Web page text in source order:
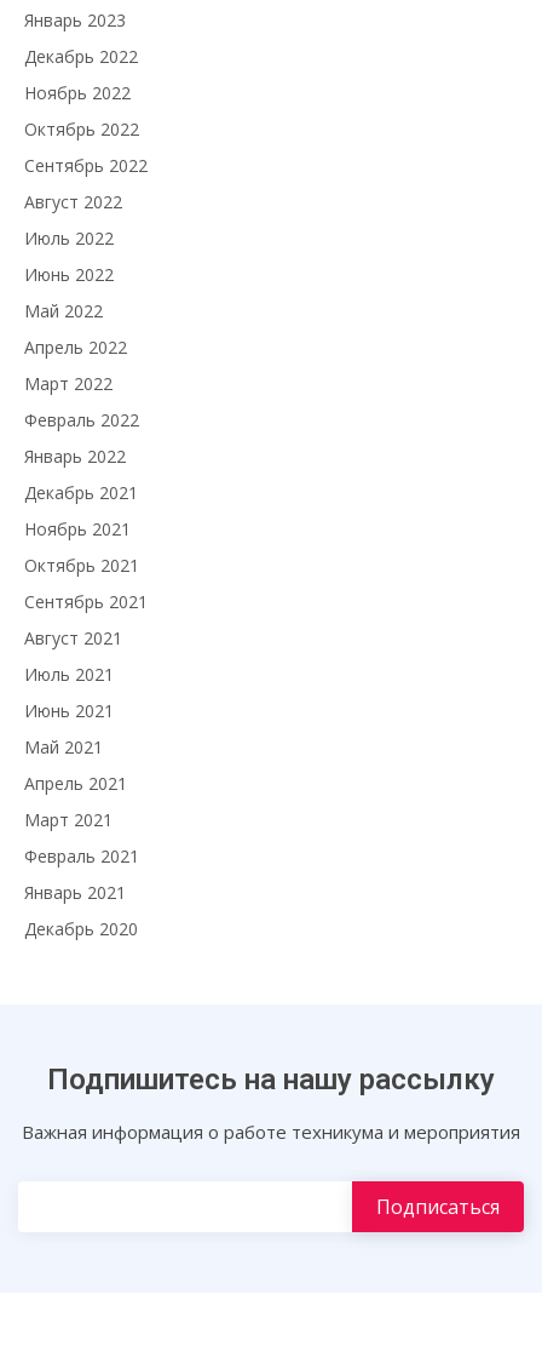
Январь 2023
Декабрь 2022
Ноябрь 2022
Октябрь 2022
Сентябрь 2022
Август 2022
Июль 2022
Июнь 2022
Май 2022
Апрель 2022
Март 2022
Февраль 2022
Январь 2022
Декабрь 2021
Ноябрь 2021
Октябрь 2021
Сентябрь 2021
Август 2021
Июль 2021
Июнь 2021
Май 2021
Апрель 2021
Март 2021
Февраль 2021
Январь 2021
Декабрь 2020
Подпишитесь на нашу рассылку
Важная информация о работе техникума и мероприятия